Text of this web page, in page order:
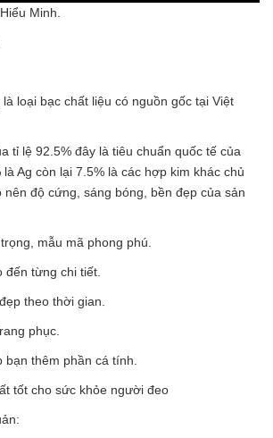
Minh.
loại bạc chất liệu có nguồn gốc tại Việt
tỉ lệ 92.5% đây là tiêu chuẩn quốc tế của
Ag còn lại 7.5% là các hợp kim khác chủ
nên độ cứng, sáng bóng, bền đẹp của sản
mẫu mã phong phú.
từng chi tiết.
theo thời gian.
phục.
thêm phần cá tính.
tốt cho sức khỏe người đeo